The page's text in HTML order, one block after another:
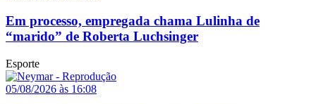
Em processo, empregada chama Lulinha de
“marido” de Roberta Luchsinger
Esporte
05/08/2026 às 16:08